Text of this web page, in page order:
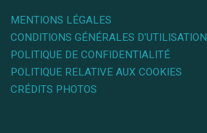
MENTIONS LÉGALES
CONDITIONS GÉNÉRALES D'UTILISATION
POLITIQUE DE CONFIDENTIALITÉ
POLITIQUE RELATIVE AUX COOKIES
CRÉDITS PHOTOS